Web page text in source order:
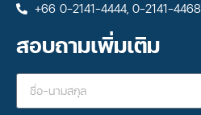
+66 0-2141-4444, 0-2141-4468
สอบถามเพิ่มเติม